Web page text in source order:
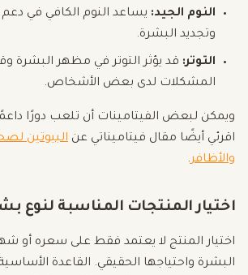
النوم الجيد: يساعد النوم الكافي في
وتجديد البشرة.
التوتر: قد يؤثر التوتر في مظهر البشرة
المشكلات لدى بعض الأشخاص.
ويمكن لبعض الفيتامينات أن تلعب دورًا
اقرئي أيضًا مقال فيتاميناتي عن البيوتين
والأظافر.
اختيار المنتجات المناسبة لنوع
اختيار المنتج لا يعتمد فقط على سعره أو
البشرة واحتياجها الحقيقي. القاعدة